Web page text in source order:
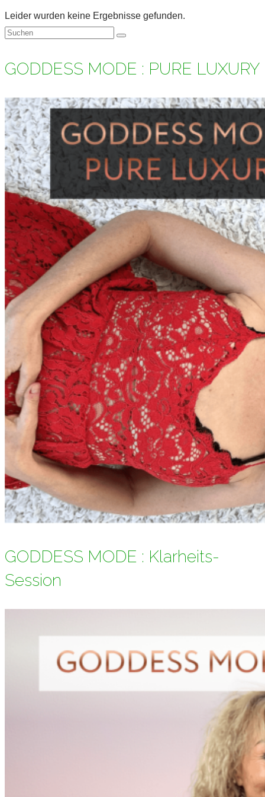
Leider wurden keine Ergebnisse gefunden.
Suchen
GODDESS MODE : PURE LUXURY
GODDESS MODE : Klarheits-
Session